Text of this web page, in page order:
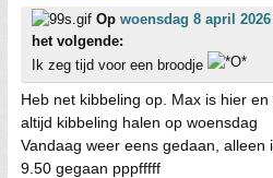
Op woensdag 8 april 2026
het volgende:
Ik zeg tijd voor een broodje
Heb net kibbeling op. Max is hier
altijd kibbeling halen op woensdag
Vandaag weer eens gedaan, alleen
9.50 gegaan pppfffff